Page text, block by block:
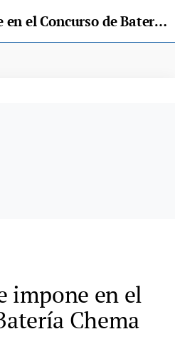
Villaviciosa se impone en el Concurso de Batería Chema Fombona
impone en el
Chema